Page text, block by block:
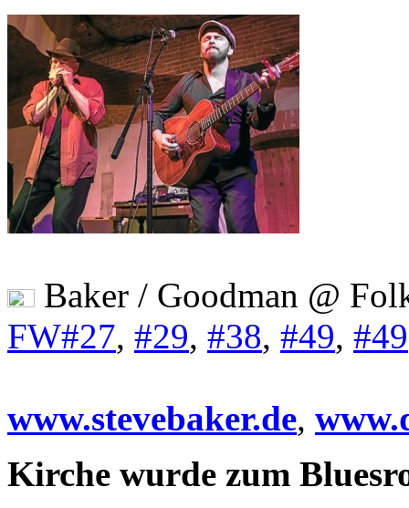
Baker / Goodman @
FW#27, #29, #38, #49, #49
www.stevebaker.de,
Kirche wurde zum